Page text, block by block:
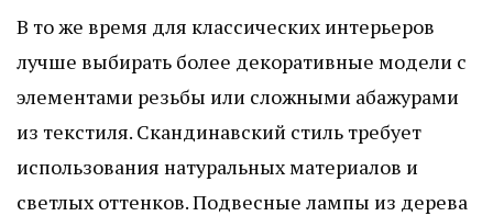
В то же время для классических интерьеров
лучше выбирать более декоративные модели с
элементами резьбы или сложными абажурами
из текстиля. Скандинавский стиль требует
использования натуральных материалов и
светлых оттенков. Подвесные лампы из дерева